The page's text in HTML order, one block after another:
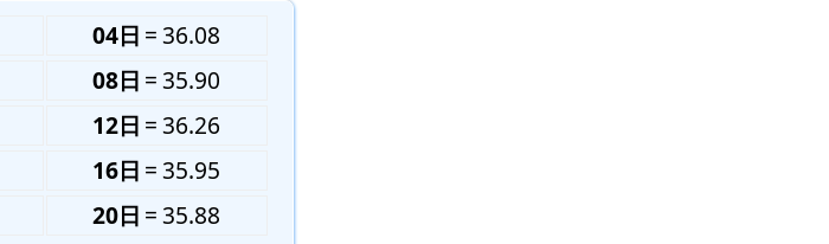
04日
36.08
08日
35.90
12日
36.26
16日
35.95
20日
35.88